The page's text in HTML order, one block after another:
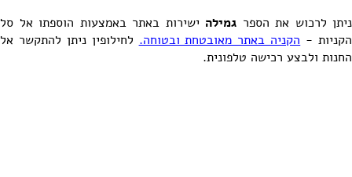
ניתן לרכוש את הספר גמילה ישירות באתר באמצעות הוספתו אל סל
הקניות - הקניה באתר מאובטחת ובטוחה. לחילופין ניתן להתקשר אל
החנות ולבצע רכישה טלפונית.